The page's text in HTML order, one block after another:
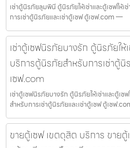
เช่าตู้นิรภัยลุมพินี ตู้นิรภัยให้เช่าและตู้เซฟให้
การเช่าตู้นิรภัยและเช่าตู้เซฟ ตู้เซฟ.com —
เช่าตู้เซฟนิรภัยบางรัก ตู้นิรภัยให้
บริการตู้นิรภัยสำหรับการเช่าตู้นิ
เซฟ.com
เช่าตู้เซฟนิรภัยบางรัก ตู้นิรภัยให้เช่าและตู้เซ
สำหรับการเช่าตู้นิรภัยและเช่าตู้เซฟ ตู้เซฟ
ขายตู้เซฟ เขตดุสิต บริการ ขาย